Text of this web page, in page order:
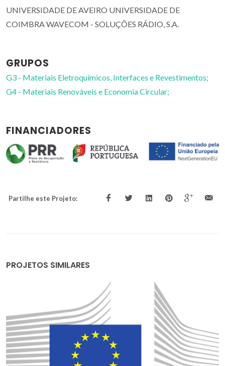
UNIVERSIDADE DE AVEIRO UNIVERSIDADE DE
COIMBRA WAVECOM - SOLUÇÕES RÁDIO, S.A.
GRUPOS
G3 - Materiais Eletroquímicos, Interfaces e Revestimentos;
G4 - Materiais Renováveis e Economia Circular;
FINANCIADORES
Partilhe este Projeto:
PROJETOS SIMILARES